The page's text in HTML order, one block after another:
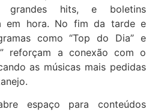
grandes hits, e boletins
em hora. No fim da tarde e
como “Top do Dia” e
reforçam a conexão com o
as músicas mais pedidas
espaço para conteúdos